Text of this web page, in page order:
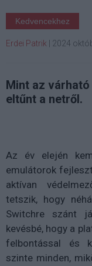
Kedvencekhez
Erdei Patrik 2024
Mint az
eltűnt a netről.
Az év elején
emulátorok
aktívan
tetszik, hogy
Switchre szánt
kevésbé, hogy a
felbontással és
szinte minden,